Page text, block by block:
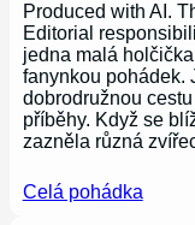
Produced with AI.
Editorial
jedna malá
fanynkou pohádek.
dobrodružnou
příběhy. Když se
zazněla různá
Celá pohádka